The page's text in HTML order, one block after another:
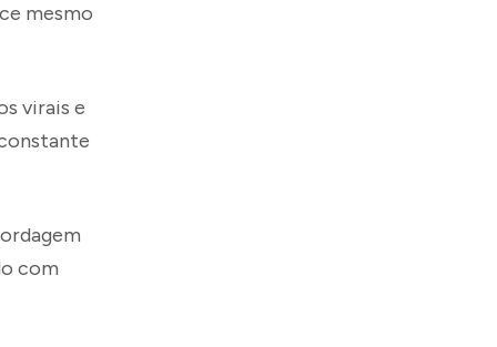
mesmo
virais e
com